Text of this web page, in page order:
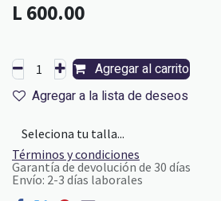
L 600.00
Agregar al carrito
Agregar a la lista de deseos
Términos y condiciones
Garantía de devolución de 30 días
Envío: 2-3 días laborales